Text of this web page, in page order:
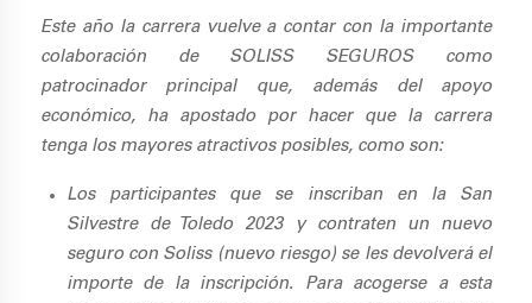
Este año la carrera vuelve a contar con la importante
colaboración de SOLISS SEGUROS como
patrocinador principal que, además del apoyo
económico, ha apostado por hacer que la carrera
tenga los mayores atractivos posibles, como son:
Los participantes que se inscriban en la San
Silvestre de Toledo 2023 y contraten un nuevo
seguro con Soliss (nuevo riesgo) se les devolverá el
importe de la inscripción. Para acogerse a esta